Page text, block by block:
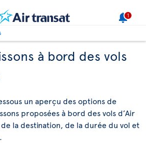
1
à bord des vols
un aperçu des options de
proposées à bord des vols d’Air
la destination, de la durée du vol et